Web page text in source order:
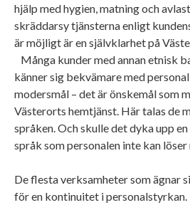
hjälp med hygien, matning och
skräddarsy tjänsterna enligt
är möjligt är en självklarhet på
Många kunder med annan etnisk
känner sig bekvämare med
modersmål – det är önskemål som
Västerorts hemtjänst. Här talas de
språken. Och skulle det dyka upp
språk som personalen inte kan löser
De flesta verksamheter som ägnar
för en kontinuitet i